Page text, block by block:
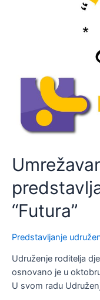
“Futura”
Predstavljanje
Udruženje roditelja
osnovano je u
U svom radu